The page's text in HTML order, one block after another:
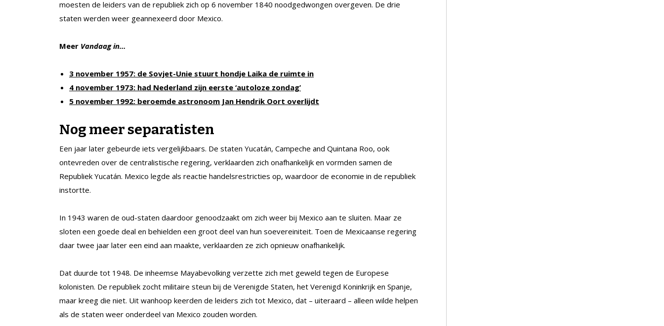
moesten de leiders van de republiek zich op 6 november 1840 noodgedwongen overgeven. De drie
staten werden weer geannexeerd door Mexico.
Meer Vandaag in…
3 november 1957: de Sovjet-Unie stuurt hondje Laika de ruimte in
4 november 1973: had Nederland zijn eerste ‘autoloze zondag’
5 november 1992: beroemde astronoom Jan Hendrik Oort overlijdt
Nog meer separatisten
Een jaar later gebeurde iets vergelijkbaars. De staten Yucatán, Campeche and Quintana Roo, ook
ontevreden over de centralistische regering, verklaarden zich onafhankelijk en vormden samen de
Republiek Yucatán. Mexico legde als reactie handelsrestricties op, waardoor de economie in de republiek
instortte.
In 1943 waren de oud-staten daardoor genoodzaakt om zich weer bij Mexico aan te sluiten. Maar ze
sloten een goede deal en behielden een groot deel van hun soevereiniteit. Toen de Mexicaanse regering
daar twee jaar later een eind aan maakte, verklaarden ze zich opnieuw onafhankelijk.
Dat duurde tot 1948. De inheemse Mayabevolking verzette zich met geweld tegen de Europese
kolonisten. De republiek zocht militaire steun bij de Verenigde Staten, het Verenigd Koninkrijk en Spanje,
maar kreeg die niet. Uit wanhoop keerden de leiders zich tot Mexico, dat – uiteraard – alleen wilde helpen
als de staten weer onderdeel van Mexico zouden worden.